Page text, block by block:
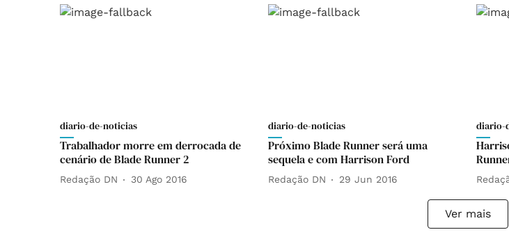
diario-de-noticias
Trabalhador morre em derrocada de
cenário de Blade Runner 2
Redação DN 30 Ago 2016
diario-de-noticias
Próximo Blade Runner será uma
sequela e com Harrison Ford
Redação DN 29 Jun 2016
diario-
Ver mais